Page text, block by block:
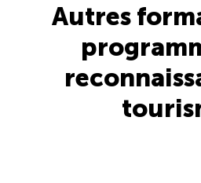
Autres